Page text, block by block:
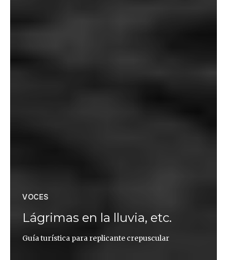
VOCES
Lágrimas en la lluvia, etc.
Guía turística para replicante crepuscular